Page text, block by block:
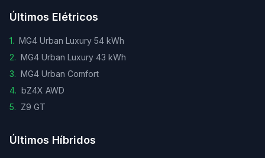
Últimos Elétricos
1. MG4 Urban Luxury 54 kWh
2. MG4 Urban Luxury 43 kWh
3. MG4 Urban Comfort
4. bZ4X AWD
5. Z9 GT
Últimos Híbridos